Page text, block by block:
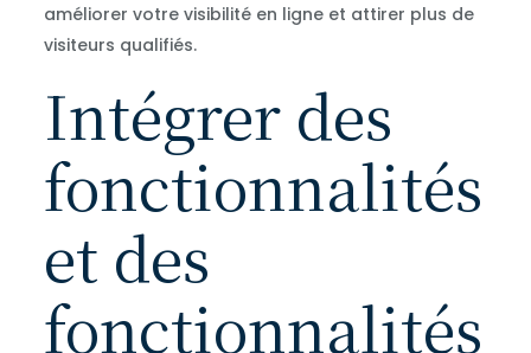
améliorer votre visibilité en ligne et attirer plus de
visiteurs qualifiés.
Intégrer des
fonctionnalités
et des
fonctionnalités